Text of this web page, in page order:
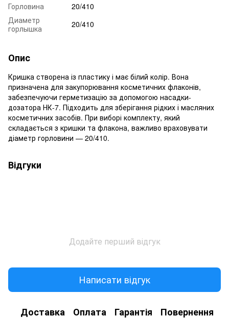
Горловина
20/410
Диаметр
горлышка
20/410
Опис
Кришка створена із пластику і має білий колір. Вона
призначена для закупорювання косметичних флаконів,
забезпечуючи герметизацію за допомогою насадки-
дозатора НК-7. Підходить для зберігання рідких і масляних
косметичних засобів. При виборі комплекту, який
складається з кришки та флакона, важливо враховувати
діаметр горловини — 20/410.
Відгуки
Додайте перший відгук
Написати відгук
Доставка Оплата Гарантія Повернення